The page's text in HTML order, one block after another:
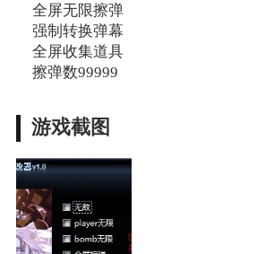
全屏无限擦弹
强制转换弹幕
全屏收集道具
擦弹数99999
游戏截图